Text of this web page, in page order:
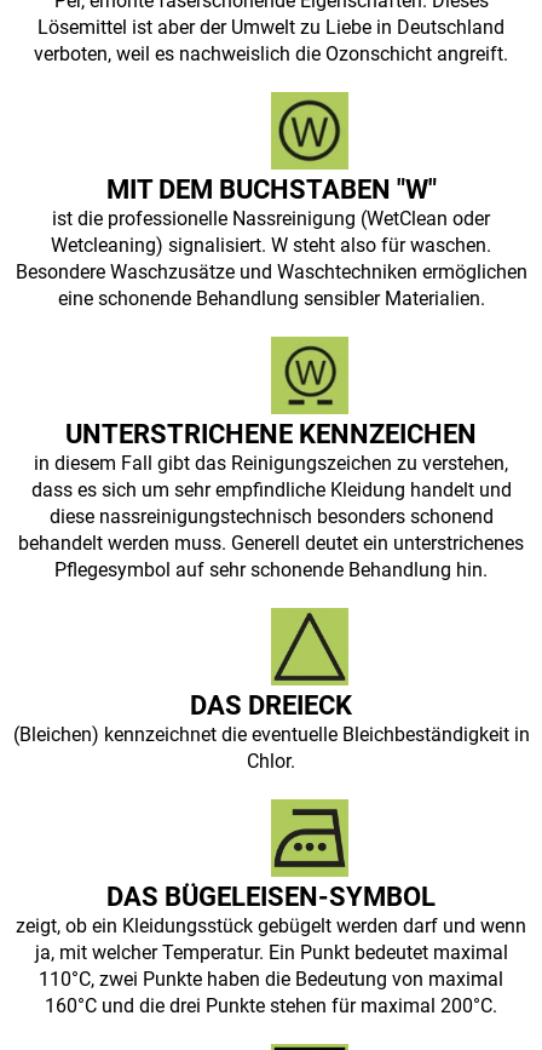
Lösemittel ist aber der Umwelt zu Liebe in Deutschland
verboten, weil es nachweislich die Ozonschicht angreift.
MIT DEM BUCHSTABEN "W"
ist die professionelle Nassreinigung (WetClean oder
Wetcleaning) signalisiert. W steht also für waschen.
Besondere Waschzusätze und Waschtechniken ermöglichen
eine schonende Behandlung sensibler Materialien.
UNTERSTRICHENE KENNZEICHEN
in diesem Fall gibt das Reinigungszeichen zu verstehen,
dass es sich um sehr empfindliche Kleidung handelt und
diese nassreinigungstechnisch besonders schonend
behandelt werden muss. Generell deutet ein unterstrichenes
Pflegesymbol auf sehr schonende Behandlung hin.
DAS DREIECK
(Bleichen) kennzeichnet die eventuelle Bleichbeständigkeit in
Chlor.
DAS BÜGELEISEN-SYMBOL
zeigt, ob ein Kleidungsstück gebügelt werden darf und wenn
ja, mit welcher Temperatur. Ein Punkt bedeutet maximal
110°C, zwei Punkte haben die Bedeutung von maximal
160°C und die drei Punkte stehen für maximal 200°C.